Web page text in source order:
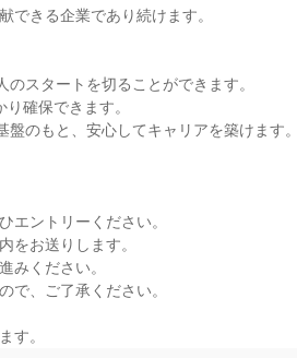
できる企業であり続けます。
スタートを切ることができます。
確保できます。
のもと、安心してキャリアを築けます。
エントリーください。
をお送りします。
みください。
で、ご了承ください。
す。